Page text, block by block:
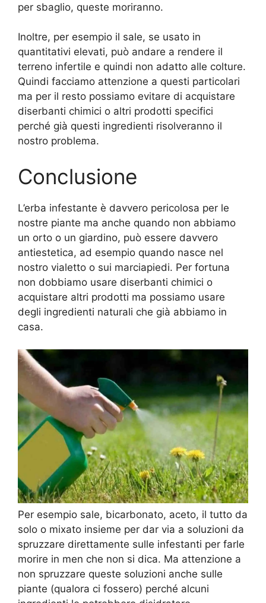
per sbaglio, queste moriranno.
Inoltre, per esempio il sale, se usato in
quantitativi elevati, può andare a rendere il
terreno infertile e quindi non adatto alle colture.
Quindi facciamo attenzione a questi particolari
ma per il resto possiamo evitare di acquistare
diserbanti chimici o altri prodotti specifici
perché già questi ingredienti risolveranno il
nostro problema.
Conclusione
L’erba infestante è davvero pericolosa per le
nostre piante ma anche quando non abbiamo
un orto o un giardino, può essere davvero
antiestetica, ad esempio quando nasce nel
nostro vialetto o sui marciapiedi. Per fortuna
non dobbiamo usare diserbanti chimici o
acquistare altri prodotti ma possiamo usare
degli ingredienti naturali che già abbiamo in
casa.
Per esempio sale, bicarbonato, aceto, il tutto da
solo o mixato insieme per dar via a soluzioni da
spruzzare direttamente sulle infestanti per farle
morire in men che non si dica. Ma attenzione a
non spruzzare queste soluzioni anche sulle
piante (qualora ci fossero) perché alcuni